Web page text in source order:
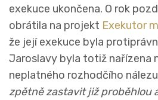
exekuce ukončena. O rok
obrátila na projekt Exekutor
že její exekuce byla
Jaroslavy byla totiž nařízena
neplatného rozhodčího
zpětně zastavit již proběhlou